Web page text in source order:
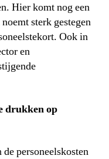
Hier komt nog een
sterk gestegen
Ook in
en
drukken op
personeelskosten